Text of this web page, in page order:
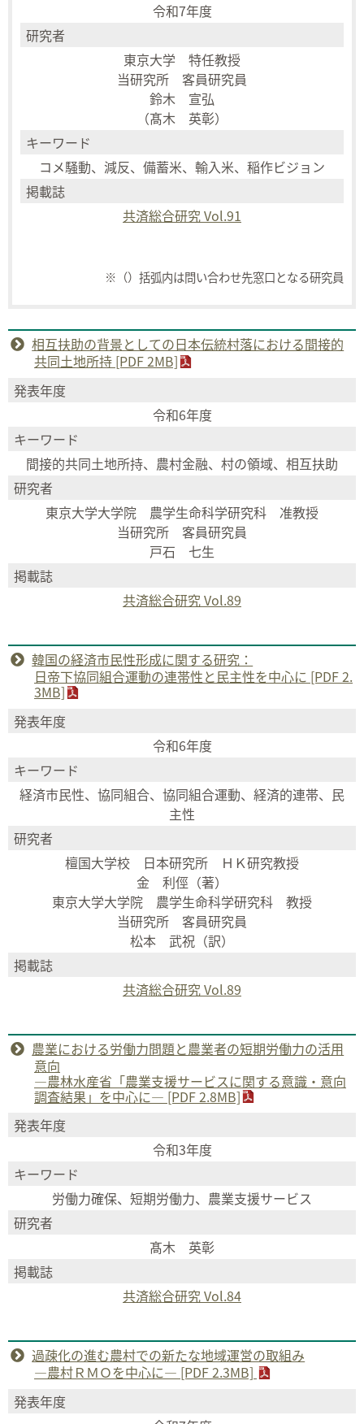
令和7年度
研究者
東京大学 特任教授
当研究所 客員研究員
鈴木 宣弘
（髙木 英彰）
キーワード
コメ騒動、減反、備蓄米、輸入米、稲作ビジョン
掲載誌
共済総合研究 Vol.91
※（）括弧内は問い合わせ先窓口となる研究員
相互扶助の背景としての日本伝統村落における間接的
共同土地所持 [PDF 2MB]
発表年度
令和6年度
キーワード
間接的共同土地所持、農村金融、村の領域、相互扶助
研究者
東京大学大学院 農学生命科学研究科 准教授
当研究所 客員研究員
戸石 七生
掲載誌
共済総合研究 Vol.89
韓国の経済市民性形成に関する研究：
日帝下協同組合運動の連帯性と民主性を中心に [PDF 2.
3MB]
発表年度
令和6年度
キーワード
経済市民性、協同組合、協同組合運動、経済的連帯、民
主性
研究者
檀国大学校 日本研究所 ＨＫ研究教授
金 利俓（著）
東京大学大学院 農学生命科学研究科 教授
当研究所 客員研究員
松本 武祝（訳）
掲載誌
共済総合研究 Vol.89
農業における労働力問題と農業者の短期労働力の活用
意向
―農林水産省「農業支援サービスに関する意識・意向
調査結果」を中心に― [PDF 2.8MB]
発表年度
令和3年度
キーワード
労働力確保、短期労働力、農業支援サービス
研究者
髙木 英彰
掲載誌
共済総合研究 Vol.84
過疎化の進む農村での新たな地域運営の取組み
―農村ＲＭＯを中心に― [PDF 2.3MB]
発表年度